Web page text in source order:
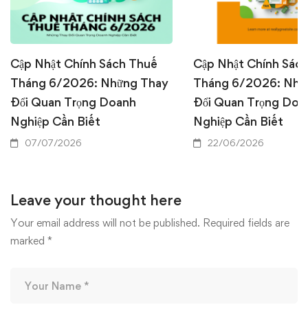
Cập Nhật Chính Sách Thuế
Tháng 6/2026: Những Thay
Đổi Quan Trọng Doanh
Nghiệp Cần Biết
07/07/2026
Cập Nhật Chính
Tháng 6/2026:
Đổi Quan Trọng
Nghiệp Cần Biết
22/06/2026
Leave your thought here
Your email address will not be published. Required fields are
marked *